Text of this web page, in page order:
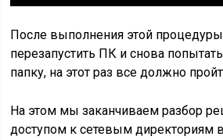
После выполнения этой
перезапустить ПК и снова
папку, на этот раз все должно
На этом мы заканчиваем разбор
доступом к сетевым директориям